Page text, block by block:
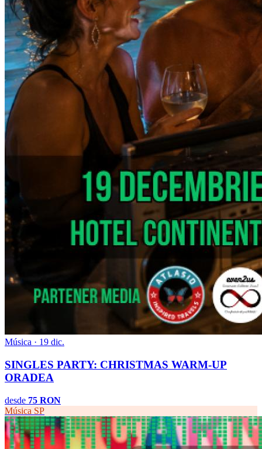
Música · 19 dic.
SINGLES PARTY: CHRISTMAS WARM-UP
ORADEA
desde 75 RON
Música SP